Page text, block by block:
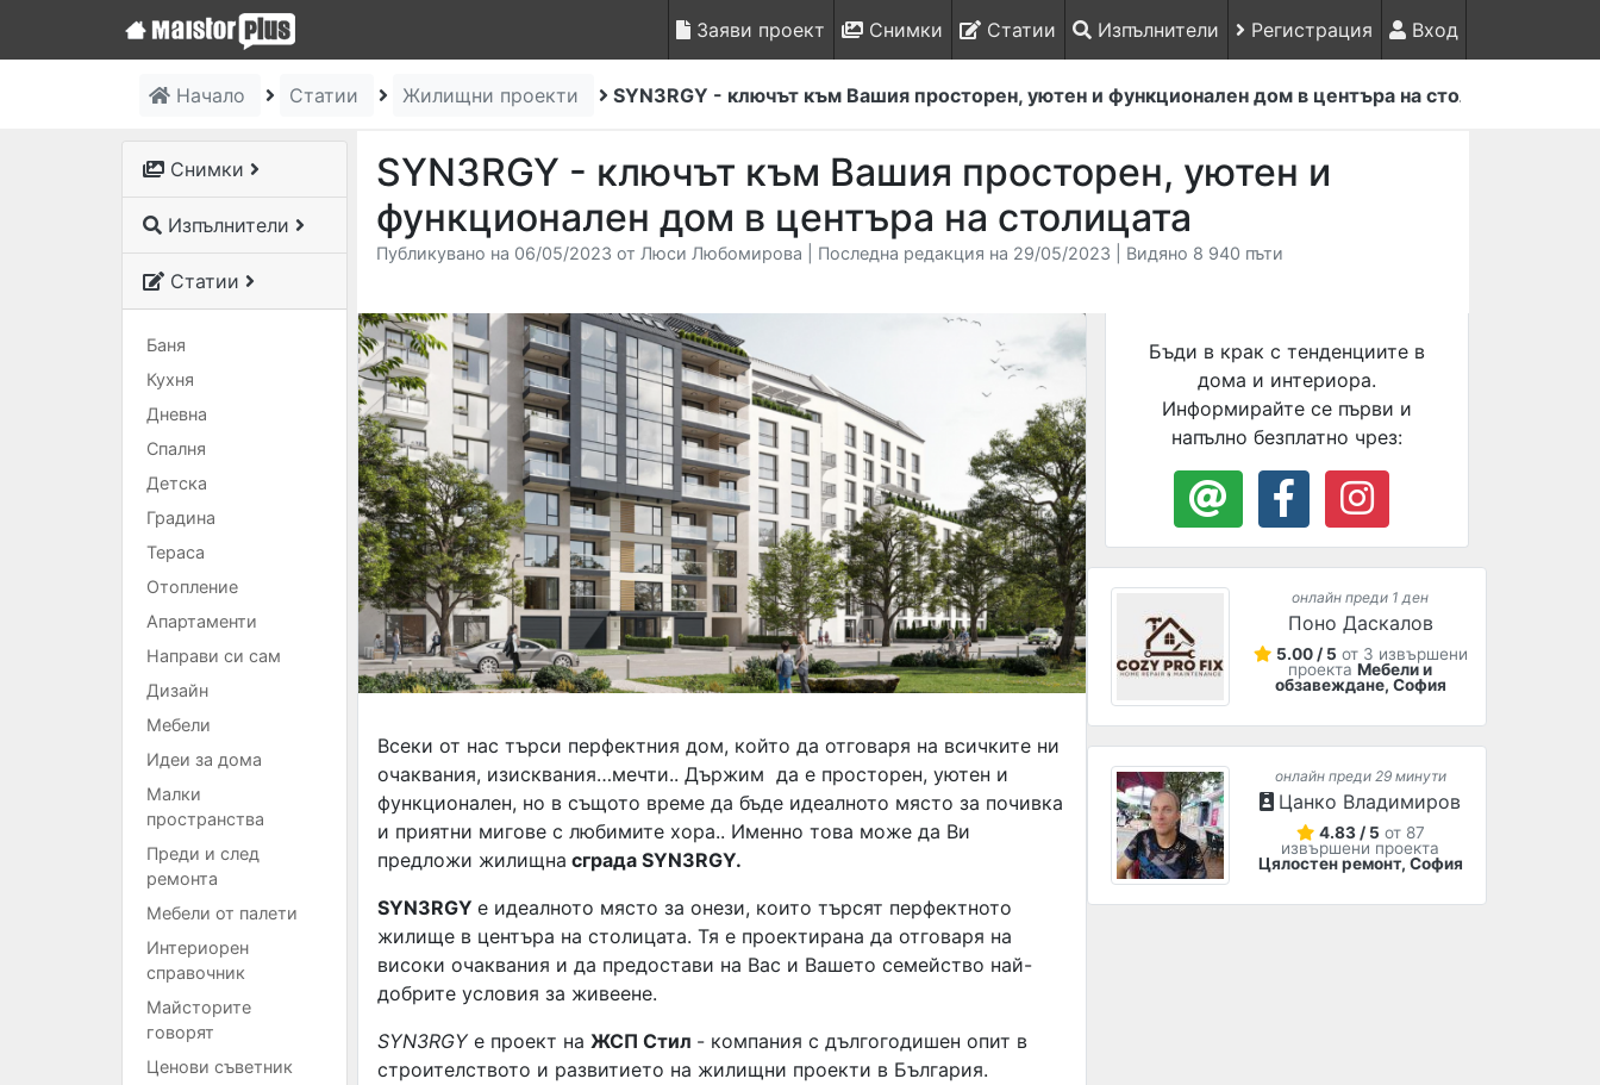
Заяви проект Снимки Статии Изпълнители Регистрация Вход
Начало Статии Жилищни проекти SYN3RGY - ключът към Вашия просторен, уютен и функционален дом в центъра на столицата
Снимки
Изпълнители
Статии
Баня
Кухня
Дневна
Спалня
Детска
Градина
Тераса
Отопление
Апартаменти
Направи си сам
Дизайн
Мебели
Идеи за дома
Малки
пространства
Преди и след
ремонта
Мебели от палети
Интериорен
справочник
Майсторите
говорят
Ценови съветник
SYN3RGY - ключът към Вашия просторен, уютен и
функционален дом в центъра на столицата
Публикувано на 06/05/2023 от Люси Любомирова | Последна редакция на 29/05/2023 | Видяно 8 940 пъти
Всеки от нас търси перфектния дом, който да отговаря на всичките ни
очаквания, изисквания…мечти.. Държим да е просторен, уютен и
функционален, но в същото време да бъде идеалното място за почивка
и приятни мигове с любимите хора.. Именно това може да Ви
предложи жилищна сграда SYN3RGY.
SYN3RGY е идеалното място за онези, които търсят перфектното
жилище в центъра на столицата. Тя е проектирана да отговаря на
високи очаквания и да предостави на Вас и Вашето семейство най-
добрите условия за живеене.
SYN3RGY е проект на ЖСП Стил - компания с дългогодишен опит в
строителството и развитието на жилищни проекти в България.
Бъди в крак с тенденциите в
дома и интериора.
Информирайте се първи и
напълно безплатно чрез:
онлайн преди 1 ден
Поно Даскалов
5.00 / 5 от 3 извършени
проектаМебели и
обзавеждане, София
онлайн преди 29 минути
Цанко Владимиров
4.83 / 5 от 87
извършени проекта
Цялостен ремонт, София